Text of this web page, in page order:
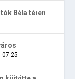
Béla téren
07-25